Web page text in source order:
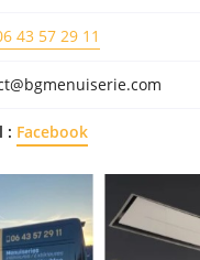
43 57 29 11
: Facebook